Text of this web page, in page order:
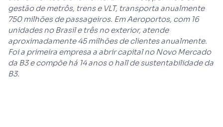
gestão de metrôs, trens e VLT, transporta anualmente
750 milhões de passageiros. Em Aeroportos, com 16
unidades no Brasil e três no exterior, atende
aproximadamente 45 milhões de clientes anualmente.
Foi a primeira empresa a abrir capital no Novo Mercado
da B3 e compõe há 14 anos o hall de sustentabilidade da
B3.